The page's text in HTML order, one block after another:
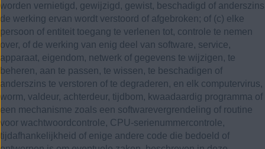
worden vernietigd, gewijzigd, gewist, beschadigd of anderszins
de werking ervan wordt verstoord of afgebroken; of (c) elke
persoon of entiteit toegang te verlenen tot, controle te nemen
over, of de werking van enig deel van software, service,
apparaat, eigendom, netwerk of gegevens te wijzigen, te
beheren, aan te passen, te wissen, te beschadigen of
anderszins te verstoren of te degraderen, en elk computervirus,
worm, valdeur, achterdeur, tijdbom, kwaadaardig programma of
een mechanisme zoals een softwarevergrendeling of routine
voor wachtwoordcontrole, CPU-serienummercontrole,
tijdafhankelijkheid of enige andere code die bedoeld of